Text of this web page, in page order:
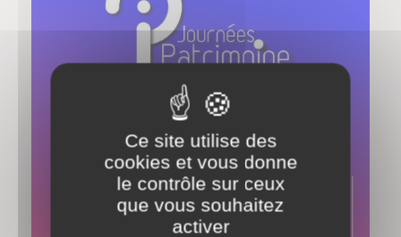
Ce site utilise des
cookies et vous donne
le contrôle sur ceux
que vous souhaitez
activer